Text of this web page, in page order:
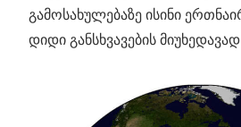
გამოსახულებაზე ისინი
დიდი განსხვავების